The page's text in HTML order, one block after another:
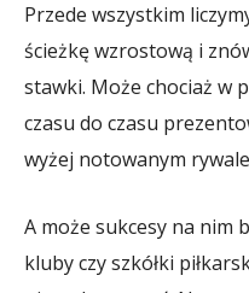
Przede wszystkim
ścieżkę wzrostową i
stawki. Może chociaż w
czasu do czasu
wyżej notowanym
A może sukcesy na nim
kluby czy szkółki